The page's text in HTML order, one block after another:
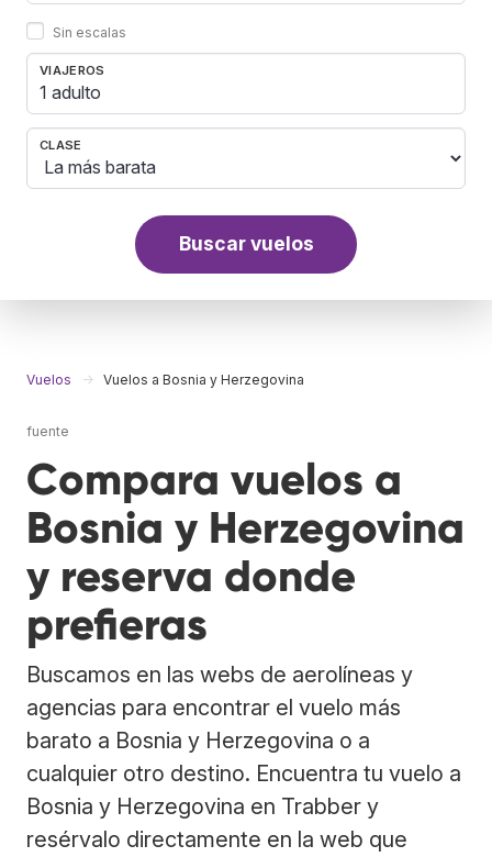
Sin escalas
VIAJEROS
1 adulto
CLASE
Buscar vuelos
Vuelos Vuelos a Bosnia y Herzegovina
fuente
Compara vuelos a
Bosnia y Herzegovina
y reserva donde
prefieras
Buscamos en las webs de aerolíneas y
agencias para encontrar el vuelo más
barato a Bosnia y Herzegovina o a
cualquier otro destino. Encuentra tu vuelo a
Bosnia y Herzegovina en Trabber y
resérvalo directamente en la web que